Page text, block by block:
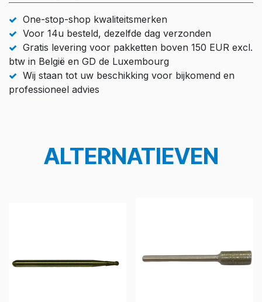
One-stop-shop kwaliteitsmerken
Voor 14u besteld, dezelfde dag verzonden
Gratis levering voor pakketten boven 150 EUR excl.
btw in België en GD de Luxembourg
Wij staan tot uw beschikking voor bijkomend en
professioneel advies
ALTERNATIEVEN